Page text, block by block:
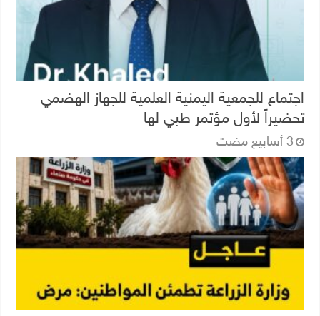
اجتماع للجمعية اليمنية العلمية للجهاز الهضمي
تحضيراً لأول مؤتمر طبي لها